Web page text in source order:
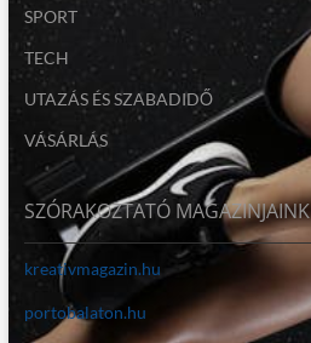
SPORT
TECH
UTAZÁS ÉS SZABADIDŐ
VÁSÁRLÁS
SZÓRAKOZTATÓ MAGAZINJAINK
kreativmagazin.hu
portobalaton.hu